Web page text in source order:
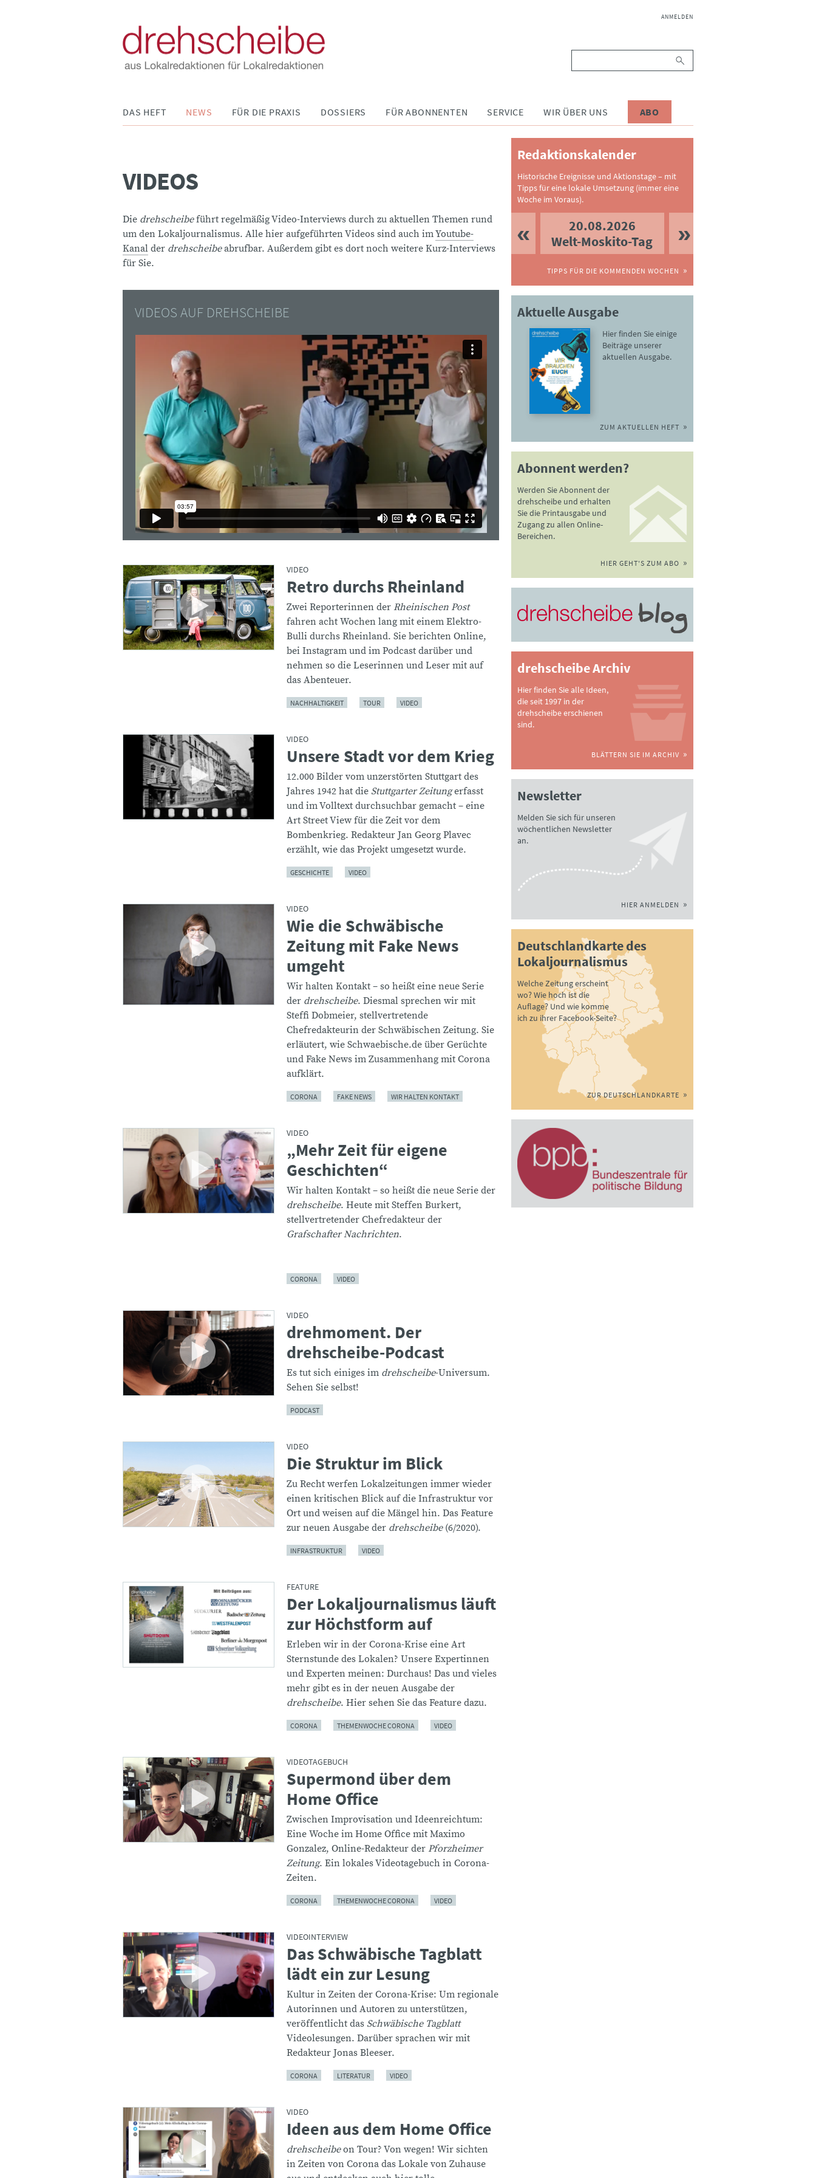
NAVIGATION
ANMELDEN
DAS HEFT NEWS FÜR DIE PRAXIS DOSSIERS FÜR ABONNENTEN SERVICE WIR ÜBER UNS ABO
VIDEOS
Die drehscheibeführt regelmäßig Video-Interviews durch zu aktuellen Themen rund
um den Lokaljournalismus. Alle hier aufgeführten Videos sind auch imYoutube-
Kanal der drehscheibeabrufbar. Außerdem gibt es dort noch weitere Kurz-Interviews
für Sie.
VIDEOS AUF DREHSCHEIBE
VIDEO
:Retro durchs Rheinland
Zwei Reporterinnen der Rheinischen Post
fahren acht Wochen lang mit einem Elektro-
Bulli durchs Rheinland. Sie berichten Online,
bei Instagram und im Podcast darüber und
nehmen so die Leserinnen und Leser mit auf
das Abenteuer.
NACHHALTIGKEIT TOUR VIDEO
VIDEO
:Unsere Stadt vor dem Krieg
12.000 Bilder vom unzerstörten Stuttgart des
Jahres 1942 hat die Stuttgarter Zeitungerfasst
und im Volltext durchsuchbar gemacht – eine
Art Street View für die Zeit vor dem
Bombenkrieg. Redakteur Jan Georg Plavec
erzählt, wie das Projekt umgesetzt wurde.
GESCHICHTE VIDEO
VIDEO
:Wie die Schwäbische
Zeitung mit Fake News
umgeht
Wir halten Kontakt – so heißt eine neue Serie
der drehscheibe. Diesmal sprechen wir mit
Steffi Dobmeier, stellvertretende
Chefredakteurin der Schwäbischen Zeitung. Sie
erläutert, wie Schwaebische.de über Gerüchte
und Fake News im Zusammenhang mit Corona
aufklärt.
CORONA FAKE NEWS WIR HALTEN KONTAKT
VIDEO
„Mehr Zeit für eigene
Geschichten“
Wir halten Kontakt – so heißt die neue Serie der
drehscheibe. Heute mit Steffen Burkert,
stellvertretender Chefredakteur der
Grafschafter Nachrichten.
CORONA VIDEO
VIDEO
:drehmoment. Der
drehscheibe-Podcast
Es tut sich einiges im drehscheibe-Universum.
Sehen Sie selbst!
PODCAST
VIDEO
:Die Struktur im Blick
Zu Recht werfen Lokalzeitungen immer wieder
einen kritischen Blick auf die Infrastruktur vor
Ort und weisen auf die Mängel hin. Das Feature
zur neuen Ausgabe der drehscheibe(6/2020).
INFRASTRUKTUR VIDEO
FEATURE
:Der Lokaljournalismus läuft
zur Höchstform auf
Erleben wir in der Corona-Krise eine Art
Sternstunde des Lokalen? Unsere Expertinnen
und Experten meinen: Durchaus! Das und vieles
mehr gibt es in der neuen Ausgabe der
drehscheibe. Hier sehen Sie das Feature dazu.
CORONA THEMENWOCHE CORONA VIDEO
VIDEOTAGEBUCH
:Supermond über dem
Home Office
Zwischen Improvisation und Ideenreichtum:
Eine Woche im Home Office mit Maximo
Gonzalez, Online-Redakteur der Pforzheimer
Zeitung. Ein lokales Videotagebuch in Corona-
Zeiten.
CORONA THEMENWOCHE CORONA VIDEO
VIDEOINTERVIEW
:Das Schwäbische Tagblatt
lädt ein zur Lesung
Kultur in Zeiten der Corona-Krise: Um regionale
Autorinnen und Autoren zu unterstützen,
veröffentlicht das Schwäbische Tagblatt
Videolesungen. Darüber sprachen wir mit
Redakteur Jonas Bleeser.
CORONA LITERATUR VIDEO
VIDEO
:Ideen aus dem Home Office
drehscheibeon Tour? Von wegen! Wir sichten
in Zeiten von Corona das Lokale von Zuhause
Redaktionskalender
Historische Ereignisse und Aktionstage – mit
Tipps für eine lokale Umsetzung (immer eine
Woche im Voraus).
20.08.2026
Welt-Moskito-Tag
TIPPS FÜR DIE KOMMENDEN WOCHEN
Aktuelle Ausgabe
Hier finden Sie einige
Beiträge unserer
aktuellen Ausgabe.
ZUM AKTUELLEN HEFT
Abonnent werden?
Werden Sie Abonnent der
drehscheibe und erhalten
Sie die Printausgabe und
Zugang zu allen Online-
Bereichen.
HIER GEHT'S ZUM ABO
drehscheibe Archiv
Hier finden Sie alle Ideen,
die seit 1997 in der
drehscheibe erschienen
sind.
BLÄTTERN SIE IM ARCHIV
Newsletter
Melden Sie sich für unseren
wöchentlichen Newsletter
an.
HIER ANMELDEN
Deutschlandkarte des
Lokaljournalismus
Welche Zeitung erscheint
wo? Wie hoch ist die
Auflage? Und wie komme
ich zu ihrer Facebook-Seite?
ZUR DEUTSCHLANDKARTE